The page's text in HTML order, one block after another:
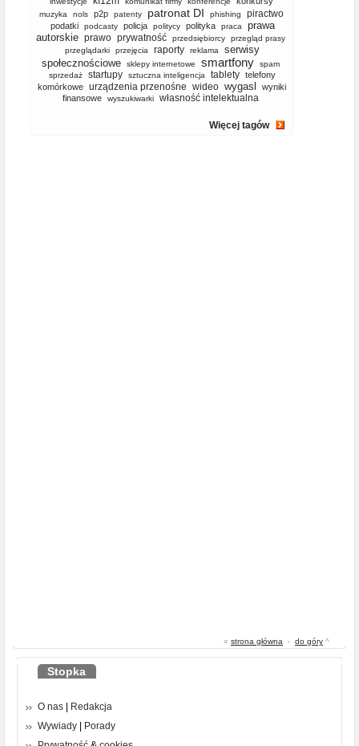
muzyka nols p2p patenty patronat DI phishing piractwo
podatki podcasty policja politycy polityka praca
prawa
autorskie prawo prywatność przedsiębiorcy
przegląd prasy
przeglądarki
przejęcia raporty reklama
serwisy
społecznościowe
sklepy internetowe smartfony
spam
sprzedaż
startupy sztuczna inteligencja tablety telefony
komórkowe
urządzenia przenośne wideo wygasl
wyniki
finansowe
wyszukiwarki własność intelektualna
Więcej tagów
« strona główna - do góry ^
Stopka
O nas
Redakcja
Wywiady
Porady